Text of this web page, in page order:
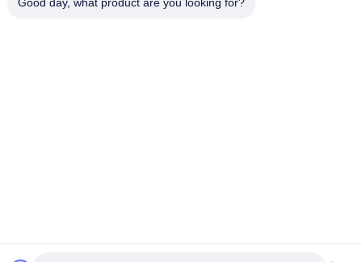
전화
Chengdu Chelation Biology Technology Co., Ltd. 모두 모든 권리